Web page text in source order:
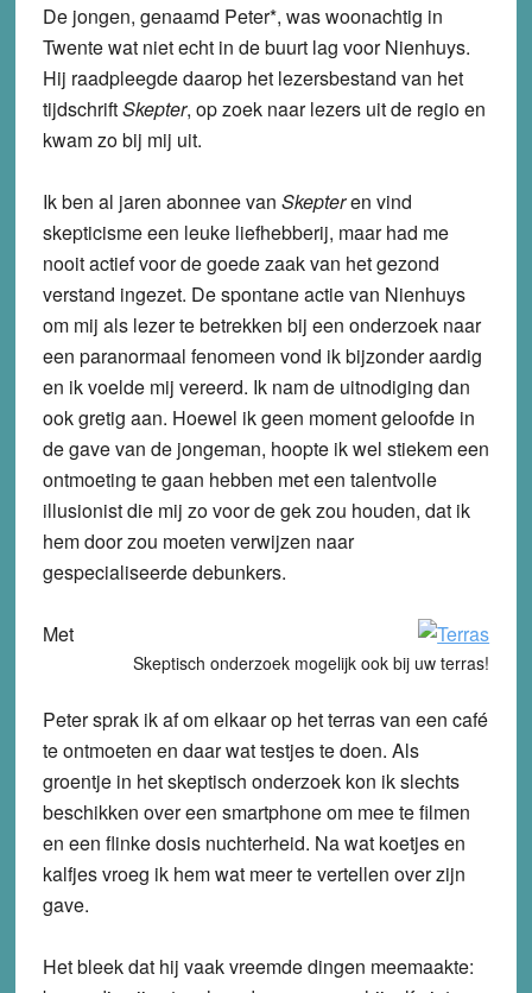
De jongen, genaamd Peter*, was woonachtig in
Twente wat niet echt in de buurt lag voor Nienhuys.
Hij raadpleegde daarop het lezersbestand van het
tijdschriftSkepter, op zoek naar lezers uit de regio en
kwam zo bij mij uit.
Ik ben al jaren abonnee van Skepteren vind
skepticisme een leuke liefhebberij, maar had me
nooit actief voor de goede zaak van het gezond
verstand ingezet. De spontane actie van Nienhuys
om mij als lezer te betrekken bij een onderzoek naar
een paranormaal fenomeen vond ik bijzonder aardig
en ik voelde mij vereerd. Ik nam de uitnodiging dan
ook gretig aan. Hoewel ik geen moment geloofde in
de gave van de jongeman, hoopte ik wel stiekem een
ontmoeting te gaan hebben met een talentvolle
illusionist die mij zo voor de gek zou houden, dat ik
hem door zou moeten verwijzen naar
gespecialiseerde debunkers.
Skeptisch onderzoek mogelijk ook bij uw terras!
Met
Peter sprak ik af om elkaar op het terras van een café
te ontmoeten en daar wat testjes te doen. Als
groentje in het skeptisch onderzoek kon ik slechts
beschikken over een smartphone om mee te filmen
en een flinke dosis nuchterheid. Na wat koetjes en
kalfjes vroeg ik hem wat meer te vertellen over zijn
gave.
Het bleek dat hij vaak vreemde dingen meemaakte: